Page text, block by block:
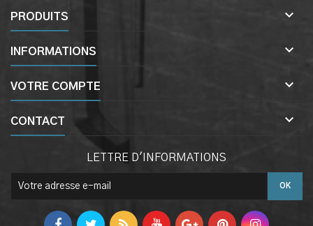
PRODUITS 
INFORMATIONS 
VOTRE COMPTE 
CONTACT 
LETTRE D'INFORMATIONS